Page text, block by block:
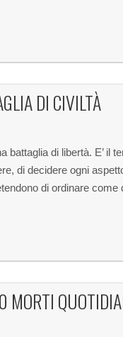
DI CIVILTÀ
battaglia di libertà. E’ il
di decidere ogni
di ordinare
MORTI